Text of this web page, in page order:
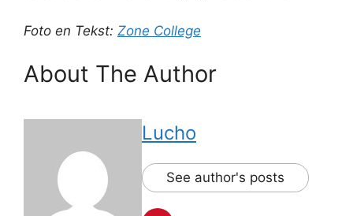
Foto en Tekst: Zone College
About The Author
Lucho
See author's posts